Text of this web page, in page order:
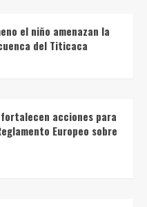
el niño amenazan la
del Titicaca
acciones para
Europeo sobre